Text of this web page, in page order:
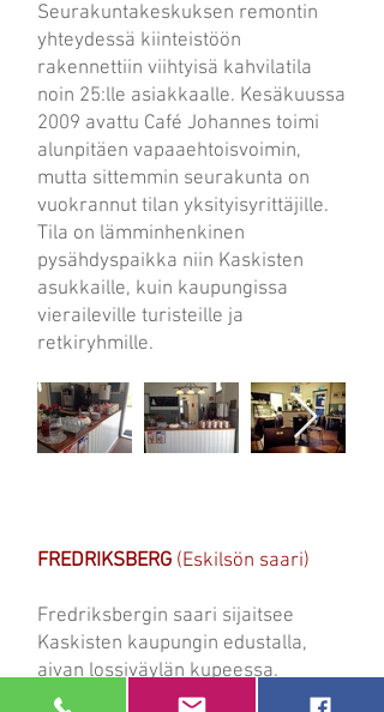
Seurakuntakeskuksen remontin
yhteydessä kiinteistöön
rakennettiin viihtyisä kahvilatila
noin 25:lle asiakkaalle. Kesäkuussa
2009 avattu Café Johannes toimi
alunpitäen vapaaehtoisvoimin,
mutta sittemmin seurakunta on
vuokrannut tilan yksityisyrittäjille.
Tila on lämminhenkinen
pysähdyspaikka niin Kaskisten
asukkaille, kuin kaupungissa
vieraileville turisteille ja
retkiryhmille.
FREDRIKSBERG (Eskilsön saari)
Fredriksbergin saari sijaitsee
Kaskisten kaupungin edustalla,
aivan lossiväylän kupeessa.
Saaresta kotisaareemme päin